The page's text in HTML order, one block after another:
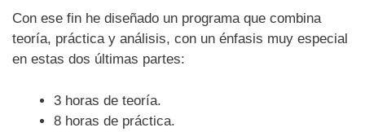
Con ese fin he diseñado un programa que combina
teoría, práctica y análisis, con un énfasis muy especial
en estas dos últimas partes:
3 horas de teoría.
8 horas de práctica.